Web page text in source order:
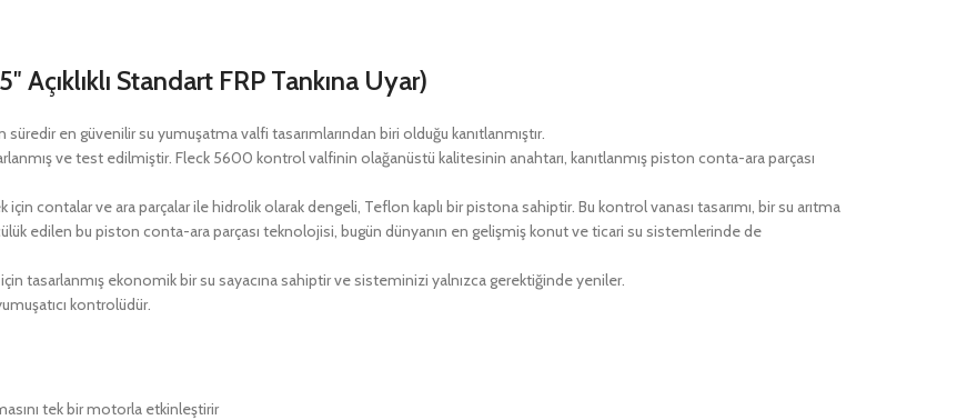
Açıklıklı Standart FRP Tankına Uyar)
en güvenilir su yumuşatma valfi tasarımlarından biri olduğu kanıtlanmıştır.
ve test edilmiştir. Fleck 5600 kontrol valfinin olağanüstü kalitesinin anahtarı, kanıtlanmış piston conta-ara parçası
contalar ve ara parçalar ile hidrolik olarak dengeli, Teflon kaplı bir pistona sahiptir. Bu kontrol vanası tasarımı, bir su arıtma
edilen bu piston conta-ara parçası teknolojisi, bugün dünyanın en gelişmiş konut ve ticari su sistemlerinde de
tasarlanmış ekonomik bir su sayacına sahiptir ve sisteminizi yalnızca gerektiğinde yeniler.
kontrolüdür.
tek bir motorla etkinleştirir